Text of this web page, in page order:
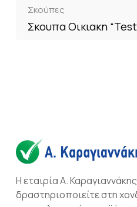
Σκούπες
Σκουπα Οικιακη
Η εταιρία Α.
δραστηριοποιείτε στη